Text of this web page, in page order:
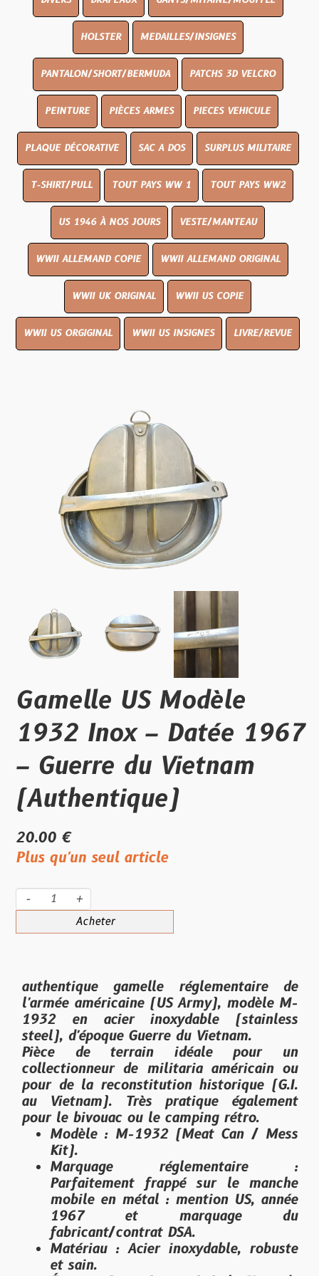
HOLSTER MEDAILLES/INSIGNES
PANTALON/SHORT/BERMUDA PATCHS 3D VELCRO
PEINTURE PIÈCES ARMES PIECES VEHICULE
PLAQUE DÉCORATIVE SAC A DOS SURPLUS MILITAIRE
T-SHIRT/PULL TOUT PAYS WW 1 TOUT PAYS WW2
US 1946 À NOS JOURS VESTE/MANTEAU
WWII ALLEMAND COPIE WWII ALLEMAND ORIGINAL
WWII UK ORIGINAL WWII US COPIE
WWII US ORGIGINAL WWII US INSIGNES LIVRE/REVUE
Gamelle US Modèle
1932 Inox – Datée 1967
– Guerre du Vietnam
(Authentique)
20.00 €
Plus qu'un seul article
- +
Acheter
authentique gamelle réglementaire de
l'armée américaine (US Army), modèle M-
1932en acier inoxydable (stainless
steel), d'époque Guerre du Vietnam.
Pièce de terrain idéale pour un
collectionneur de militaria américain ou
pour de la reconstitution historique (G.I.
au Vietnam). Très pratique également
pour le bivouac ou le camping rétro.
Modèle: M-1932 (Meat Can / Mess
Kit).
Marquage réglementaire:
Parfaitement frappé sur le manche
mobile en métal : mention US, année
1967et marquage du
fabricant/contrat DSA.
Matériau: Acier inoxydable, robuste
et sain.